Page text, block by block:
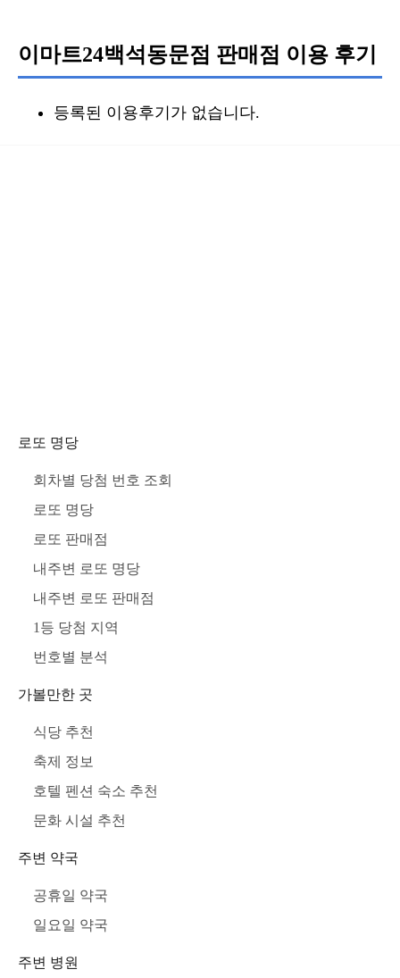
이마트24백석동문점 판매점 이용 후기
등록된 이용후기가 없습니다.
로또 명당
회차별 당첨 번호 조회
로또 명당
로또 판매점
내주변 로또 명당
내주변 로또 판매점
1등 당첨 지역
번호별 분석
가볼만한 곳
식당 추천
축제 정보
호텔 펜션 숙소 추천
문화 시설 추천
주변 약국
공휴일 약국
일요일 약국
주변 병원